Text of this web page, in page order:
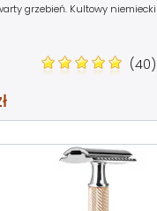
grzebień. Kultowy
(40)